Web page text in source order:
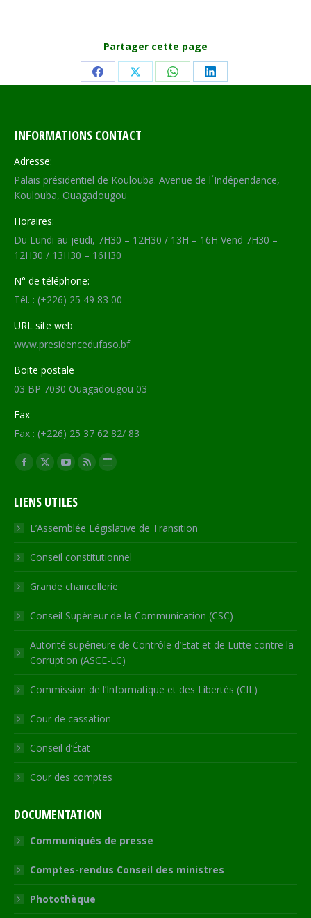
Partager cette page
Share Share Share Share
INFORMATIONS CONTACT
Adresse:
Palais présidentiel de Koulouba. Avenue de l´Indépendance,
Koulouba, Ouagadougou
Horaires:
Du Lundi au jeudi, 7H30 – 12H30 / 13H – 16H Vend 7H30 –
12H30 / 13H30 – 16H30
N° de téléphone:
Tél. : (+226) 25 49 83 00
URL site web
www.presidencedufaso.bf
Boite postale
03 BP 7030 Ouagadougou 03
Fax
Fax : (+226) 25 37 62 82/ 83
Trouvez nous sur :
Facebook
opens
in
new
window
X
opens
in
new
window
YouTube
opens
in
new
window
RSS
in
new
window
Site
opens
in
new
LIENS UTILES
L’Assemblée Législative de Transition
Conseil constitutionnel
Grande chancellerie
Conseil Supérieur de la Communication (CSC)
Autorité supérieure de Contrôle d’Etat et de Lutte contre la
Corruption (ASCE-LC)
Commission de l’Informatique et des Libertés (CIL)
Cour de cassation
Conseil d’État
Cour des comptes
DOCUMENTATION
Communiqués de presse
Comptes-rendus Conseil des ministres
Photothèque